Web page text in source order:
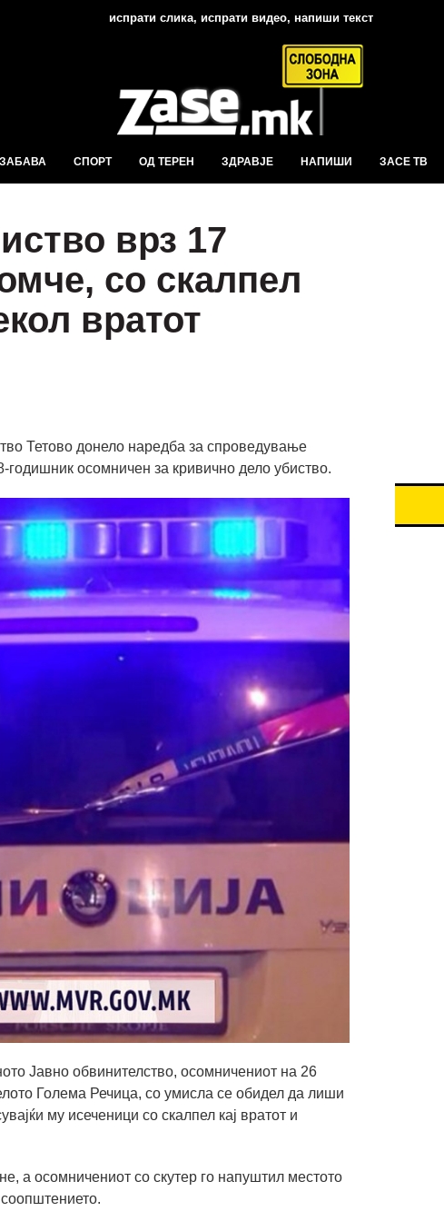
испрати слика, испрати видео, напиши текст
ЗАБАВА СПОРТ ОД ТЕРЕН ЗДРАВЈЕ НАПИШИ ЗАСЕ ТВ
врз 17
со скалпел
вратот
Тетово донело наредба за спроведување
годишник осомничен за кривично дело убиство.
Јавно обвинителство, осомничениот на 26
Голема Речица, со умисла се обидел да лиши
му исеченици со скалпел кај вратот и
а осомничениот со скутер го напуштил местото